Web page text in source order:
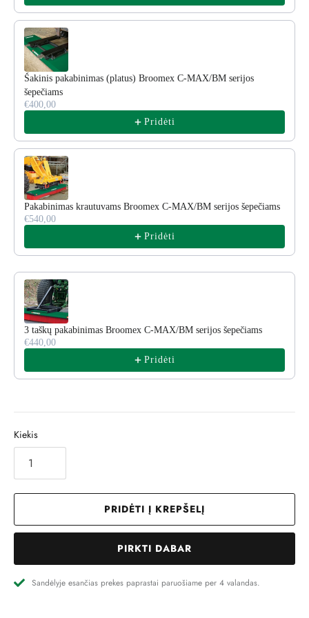
Šakinis pakabinimas (platus) Broomex C-MAX/BM serijos
šepečiams
€400,00
Pridėti
Pakabinimas krautuvams Broomex C-MAX/BM serijos šepečiams
€540,00
Pridėti
3 taškų pakabinimas Broomex C-MAX/BM serijos šepečiams
€440,00
Pridėti
Kiekis
PRIDĖTI Į KREPŠELĮ
PIRKTI DABAR
Sandėlyje esančias prekes paprastai paruošiame per 4 valandas.